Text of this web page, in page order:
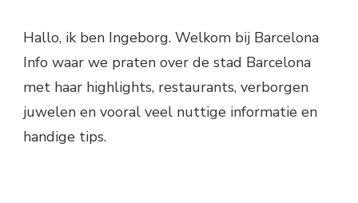
Hallo, ik ben Ingeborg. Welkom bij Barcelona
Info waar we praten over de stad Barcelona
met haar highlights, restaurants, verborgen
juwelen en vooral veel nuttige informatie en
handige tips.